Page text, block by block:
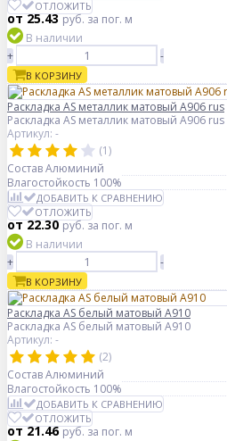
ОТЛОЖИТЬ
от 25.43руб.за пог. м
В наличии
+
-
В КОРЗИНУ
Раскладка AS металлик матовый А906 rus
Раскладка AS металлик матовый А906 rus
Артикул: -
(1)
СоставАлюминий
Влагостойкость 100%
ДОБАВИТЬ К СРАВНЕНИЮ
ОТЛОЖИТЬ
от 22.30руб.за пог. м
В наличии
+
-
В КОРЗИНУ
Раскладка AS белый матовый А910
Раскладка AS белый матовый А910
Артикул: -
(2)
СоставАлюминий
Влагостойкость 100%
ДОБАВИТЬ К СРАВНЕНИЮ
ОТЛОЖИТЬ
от 21.46руб.за пог. м